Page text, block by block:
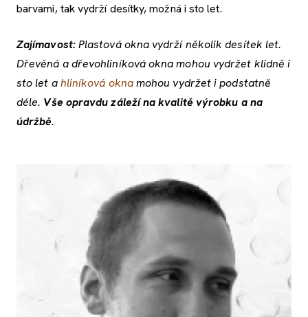
barvami, tak vydrží desítky, možná i sto let.
Zajímavost:Plastová okna vydrží několik desítek let.
Dřevěná a dřevohliníková okna mohou vydržet klidně i
sto let ahliníková oknamohou vydržet i podstatně
déle. Vše opravdu záleží na kvalitě výrobku a na
údržbě.